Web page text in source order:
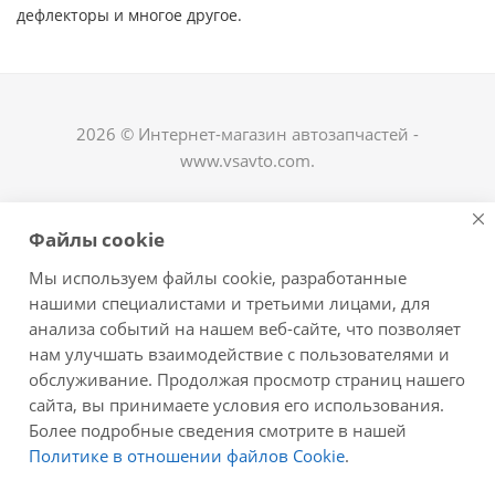
дефлекторы и многое другое. ​
2026 © Интернет-магазин автозапчастей -
www.vsavto.com.
+7 (8482) 622-122 avtovs@yandex.ru
г. Тольятти, ул. Офицерская 14, ГСК "Пламя", 4
этаж, офис 476
Оставайтесь на связи
Файлы cookie
Мы используем файлы cookie, разработанные
нашими специалистами и третьими лицами, для
анализа событий на нашем веб-сайте, что позволяет
нам улучшать взаимодействие с пользователями и
обслуживание. Продолжая просмотр страниц нашего
сайта, вы принимаете условия его использования.
Более подробные сведения смотрите в нашей
Политике в отношении файлов Cookie.